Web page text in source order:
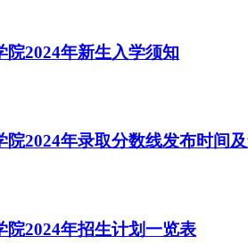
院2024年新生入学须知
院2024年录取分数线发布时间
院2024年招生计划一览表